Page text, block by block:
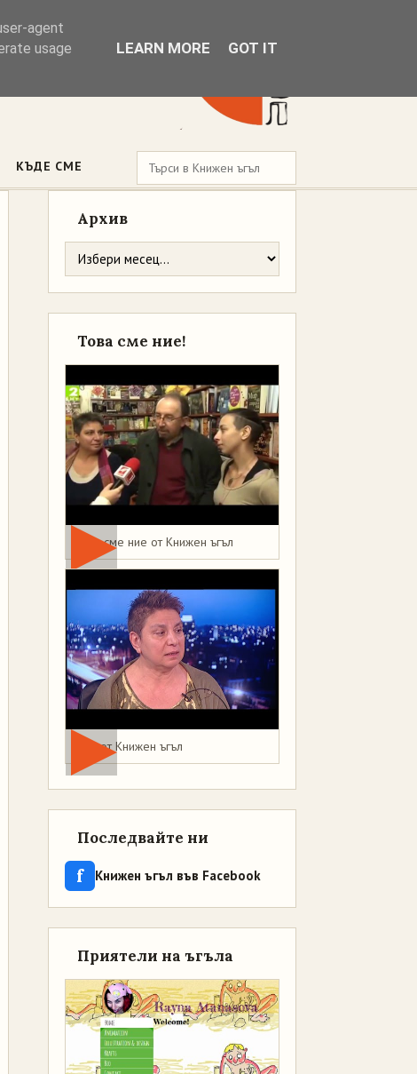
КЪДЕ СМЕ
Архив
Това сме ние!
Това сме ние от Книжен ъгъл
Мая от Книжен ъгъл
Последвайте ни
f Книжен ъгъл във Facebook
Приятели на ъгъла
agent
usage
LEARN MORE GOT IT